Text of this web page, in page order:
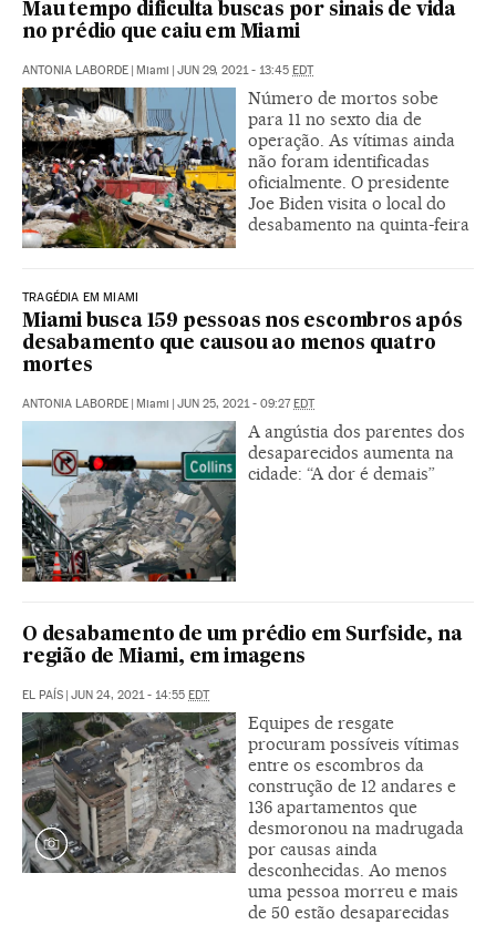
Mau tempo dificulta buscas por sinais de vida
no prédio que caiu em Miami
ANTONIA LABORDE | Miami | JUN 29, 2021 - 13:45 EDT
Número de mortos sobe
para 11 no sexto dia de
operação. As vítimas ainda
não foram identificadas
oficialmente. O presidente
Joe Biden visita o local do
desabamento na quinta-feira
TRAGÉDIA EM MIAMI
Miami busca 159 pessoas nos escombros após
desabamento que causou ao menos quatro
mortes
ANTONIA LABORDE | Miami | JUN 25, 2021 - 09:27EDT
A angústia dos parentes dos
desaparecidos aumenta na
cidade: “A dor é demais”
O desabamento de um prédio em Surfside, na
região de Miami, em imagens
EL PAÍS | JUN 24, 2021 - 14:55 EDT
Equipes de resgate
procuram possíveis vítimas
entre os escombros da
construção de 12 andares e
136 apartamentos que
desmoronou na madrugada
por causas ainda
desconhecidas. Ao menos
uma pessoa morreu e mais
de 50 estão desaparecidas